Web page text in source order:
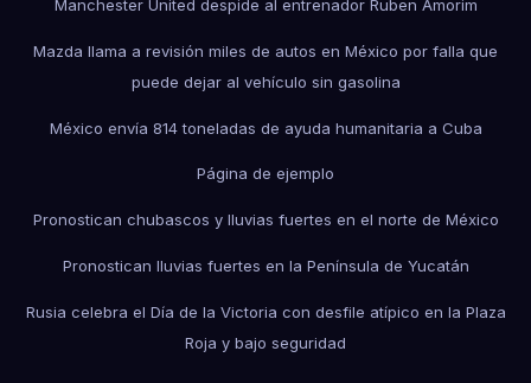
Manchester United despide al entrenador Ruben Amorim
Mazda llama a revisión miles de autos en México por falla que
puede dejar al vehículo sin gasolina
México envía 814 toneladas de ayuda humanitaria a Cuba
Página de ejemplo
Pronostican chubascos y lluvias fuertes en el norte de México
Pronostican lluvias fuertes en la Península de Yucatán
Rusia celebra el Día de la Victoria con desfile atípico en la Plaza
Roja y bajo seguridad